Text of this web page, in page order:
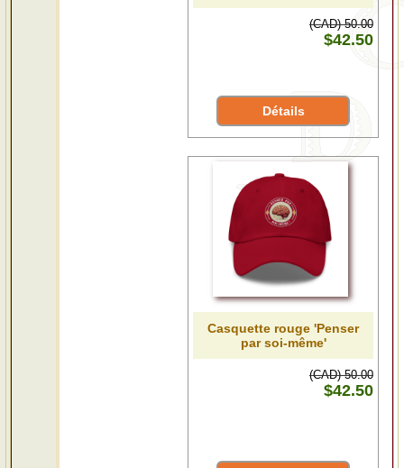
(CAD) 50.00
$42.50
Détails
Casquette rouge 'Penser
par soi-même'
(CAD) 50.00
$42.50